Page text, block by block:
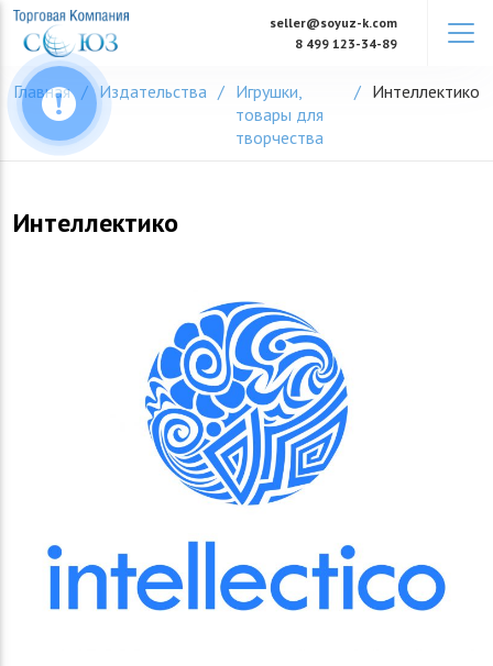
Skip
content
seller@soyuz-k.com
8 499 123-34-89
Главная Издательства
Игрушки,
товары для
творчества
Интеллектико
Интеллектико